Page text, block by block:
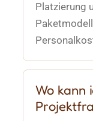
Platzierung
Wo kann